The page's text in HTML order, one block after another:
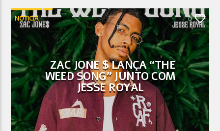
NOTICIA 0
ZAC JONE $ LANÇA “THE
WEED SONG” JUNTO COM
JESSE ROYAL